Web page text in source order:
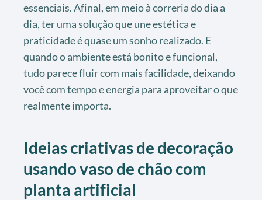
essenciais. Afinal, em meio à correria do dia a
dia, ter uma solução que une estética e
praticidade é quase um sonho realizado. E
quando o ambiente está bonito e funcional,
tudo parece fluir com mais facilidade, deixando
você com tempo e energia para aproveitar o que
realmente importa.
Ideias criativas de decoração
usando vaso de chão com
planta artificial